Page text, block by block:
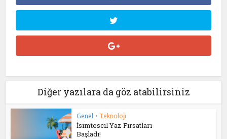
Diğer yazılara da göz atabilirsiniz
Genel • Teknoloji
İsimtescil Yaz Fırsatları
Başladı!